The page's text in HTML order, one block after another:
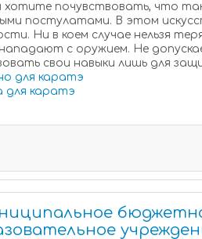
хотите почувствовать, что
постулатами. В этом
Ни в коем случае нельзя
с оружием. Не
свои навыки лишь для
для каратэ
для каратэ